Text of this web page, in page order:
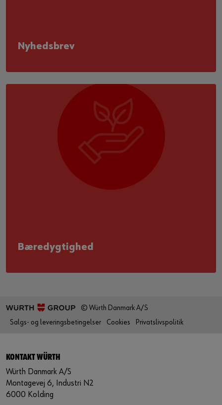
Nyhedsbrev
Bæredygtighed
© Würth Danmark A/S
Salgs- og leveringsbetingelser
Cookies Privatslivspolitik
KONTAKT WÜRTH
Würth Danmark A/S
Montagevej 6, Industri N2
6000 Kolding